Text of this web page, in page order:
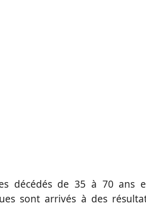
décédés de 35 à 70 ans
sont arrivés à des